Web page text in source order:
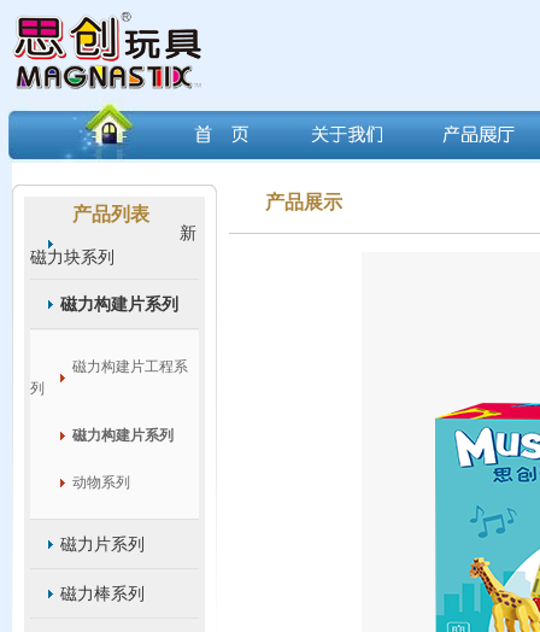
产品列表
新
磁力块系列
磁力构建片系列
磁力构建片工程系
列
磁力构建片系列
动物系列
磁力片系列
磁力棒系列
产品展示